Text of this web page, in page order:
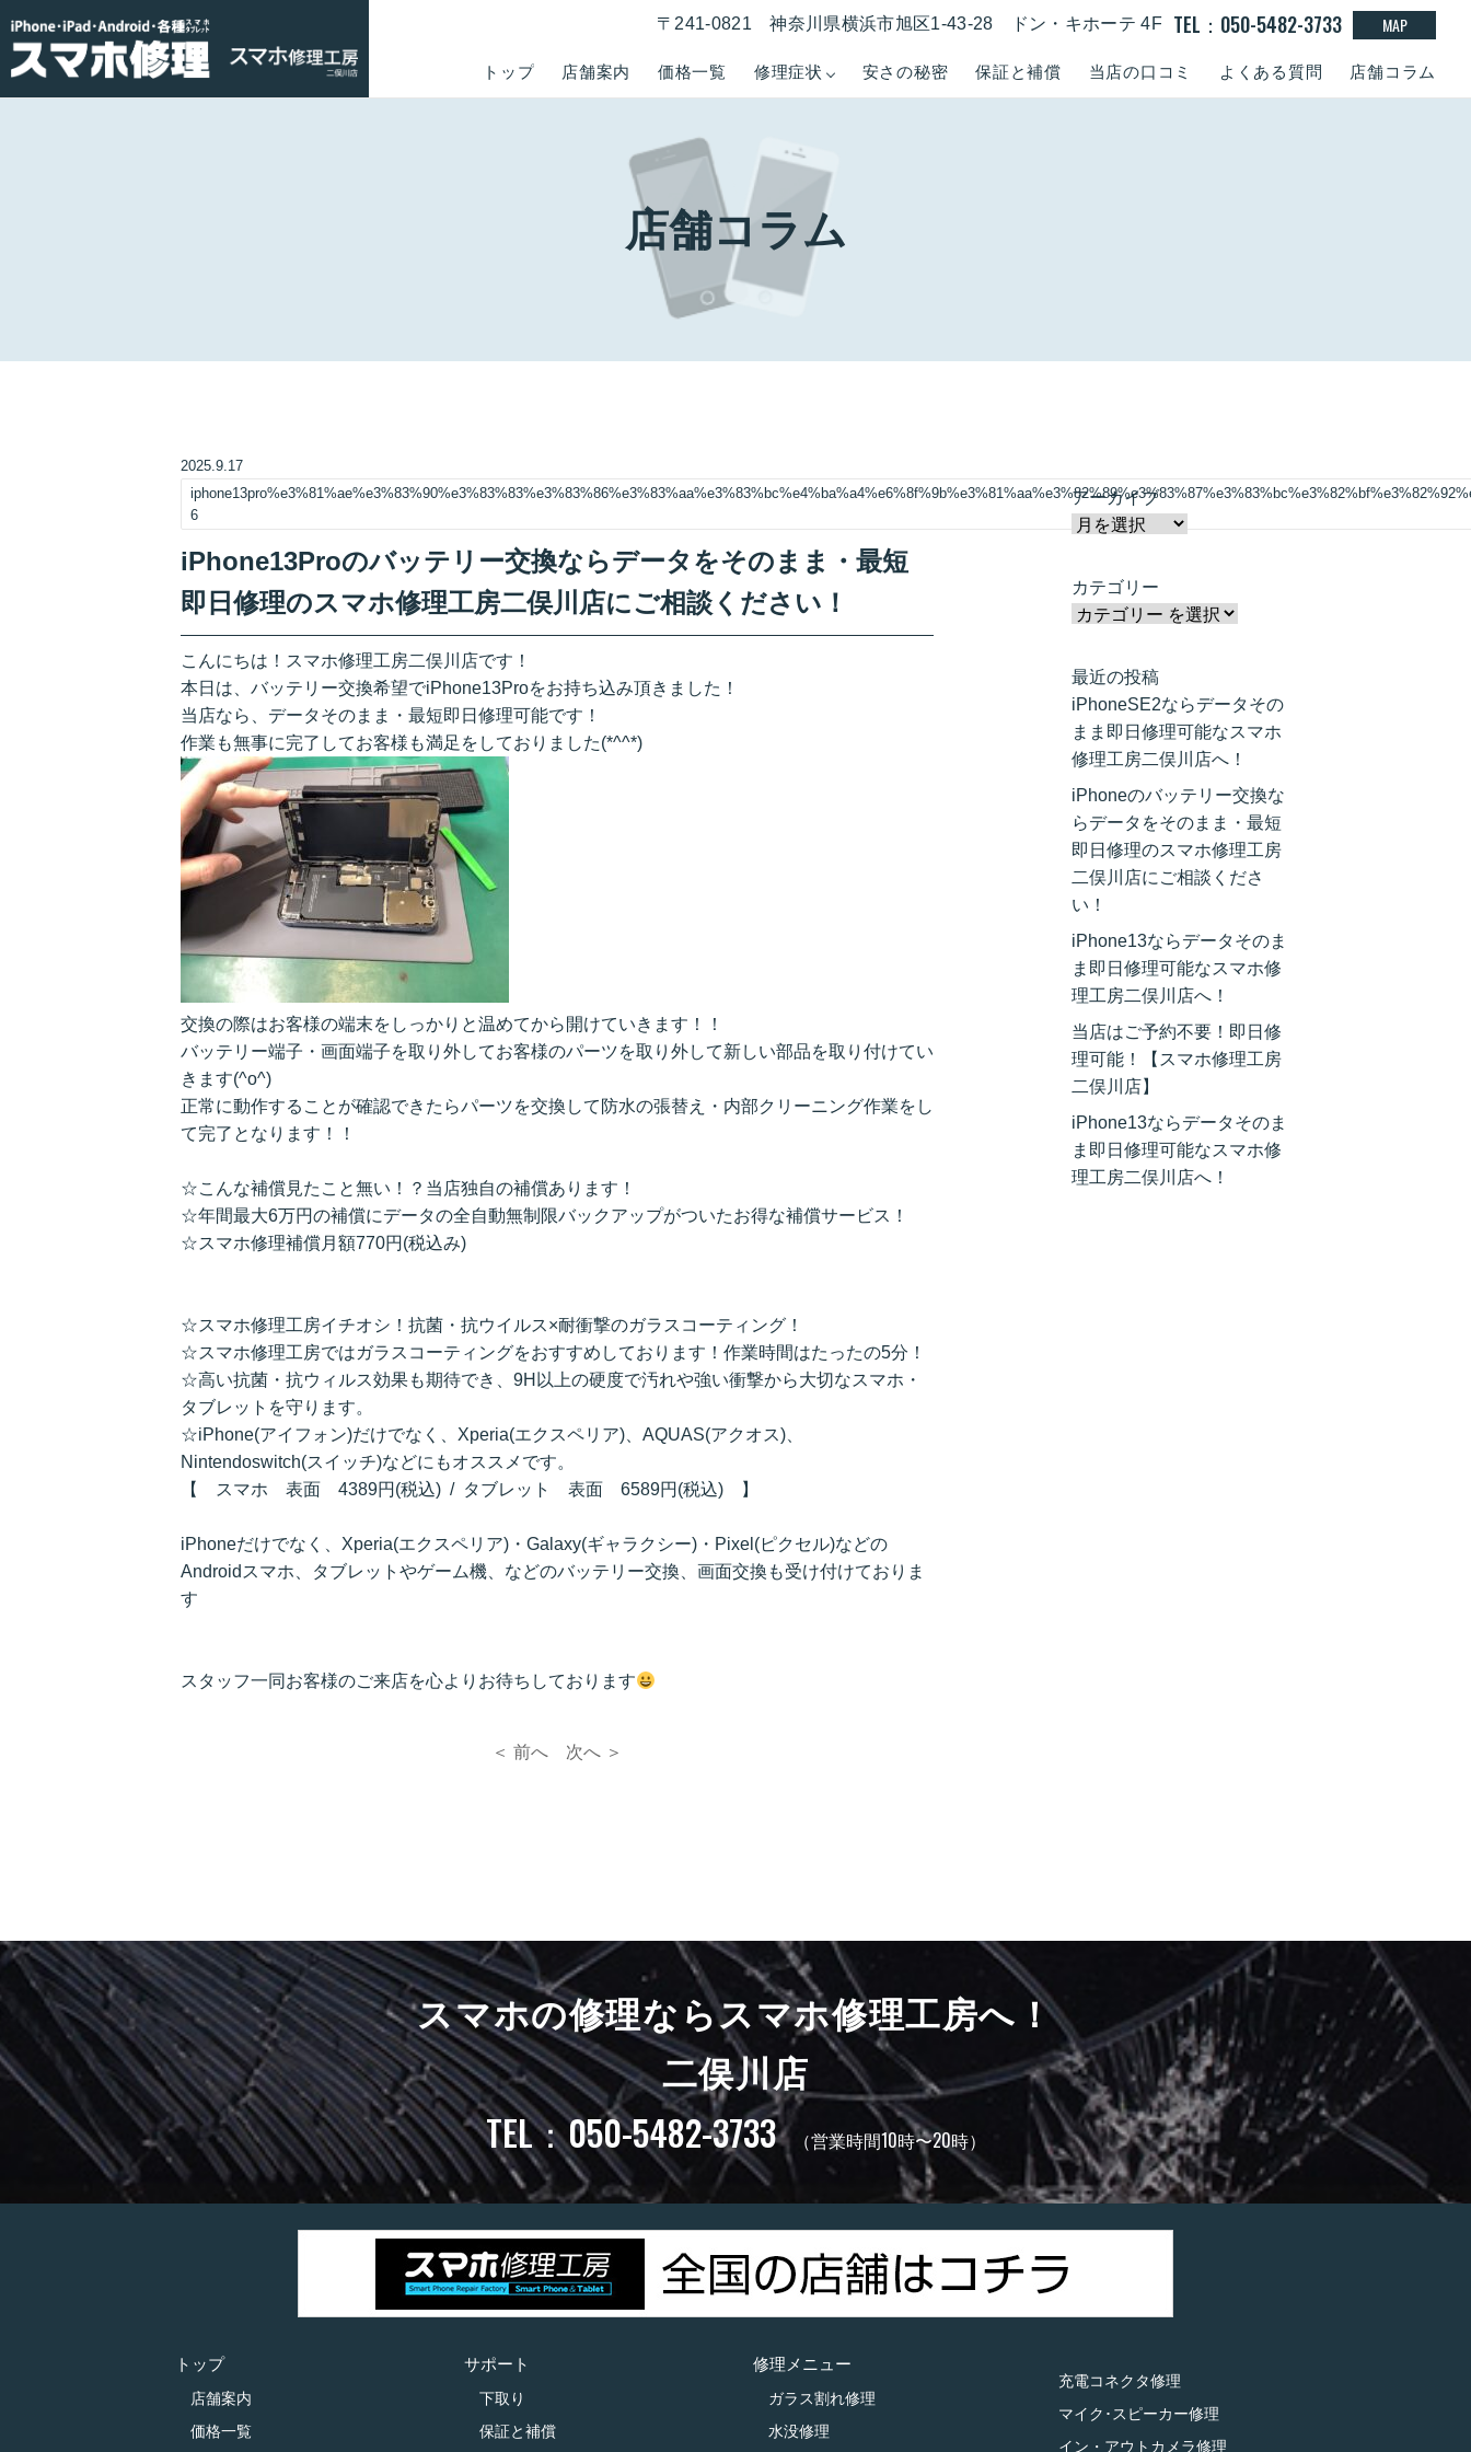
トップ 店舗案内 価格一覧 修理症状 安さの秘密 保証と補償 当店の口コミ よくある質問 店舗コラム
〒241-0821 神奈川県横浜市旭区1-43-28 ドン・キホーテ 4F TEL：050-5482-3733 MAP
店舗コラム
2025.9.17
6
iPhone13Proのバッテリー交換ならデータをそのまま・最短
即日修理のスマホ修理工房二俣川店にご相談ください！
こんにちは！スマホ修理工房二俣川店です！
本日は、バッテリー交換希望でiPhone13Proをお持ち込み頂きました！
当店なら、データそのまま・最短即日修理可能です！
作業も無事に完了してお客様も満足をしておりました(*^^*)
交換の際はお客様の端末をしっかりと温めてから開けていきます！！
バッテリー端子・画面端子を取り外してお客様のパーツを取り外して新しい部品を取り付けてい
きます(^o^)
正常に動作することが確認できたらパーツを交換して防水の張替え・内部クリーニング作業をし
て完了となります！！
☆こんな補償見たこと無い！？当店独自の補償あります！
☆年間最大6万円の補償にデータの全自動無制限バックアップがついたお得な補償サービス！
☆スマホ修理補償月額770円(税込み)
☆スマホ修理工房イチオシ！抗菌・抗ウイルス×耐衝撃のガラスコーティング！
☆スマホ修理工房ではガラスコーティングをおすすめしております！作業時間はたったの5分！
☆高い抗菌・抗ウィルス効果も期待でき、9H以上の硬度で汚れや強い衝撃から大切なスマホ・
タブレットを守ります。
☆iPhone(アイフォン)だけでなく、Xperia(エクスペリア)、AQUAS(アクオス)、
Nintendoswitch(スイッチ)などにもオススメです。
【 スマホ 表面 4389円(税込) / タブレット 表面 6589円(税込) 】
iPhoneだけでなく、Xperia(エクスペリア)・Galaxy(ギャラクシー)・Pixel(ピクセル)などの
Androidスマホ、タブレットやゲーム機、などのバッテリー交換、画面交換も受け付けておりま
す
スタッフ一同お客様のご来店を心よりお待ちしております
＜ 前へ 次へ ＞
アーカイブ
カテゴリー
最近の投稿
iPhoneSE2ならデータその
まま即日修理可能なスマホ
修理工房二俣川店へ！
iPhoneのバッテリー交換な
らデータをそのまま・最短
即日修理のスマホ修理工房
二俣川店にご相談くださ
い！
iPhone13ならデータそのま
ま即日修理可能なスマホ修
理工房二俣川店へ！
当店はご予約不要！即日修
理可能！【スマホ修理工房
二俣川店】
iPhone13ならデータそのま
ま即日修理可能なスマホ修
理工房二俣川店へ！
スマホの修理ならスマホ修理工房へ！
二俣川店
TEL：050-5482-3733 （営業時間10時〜20時）
トップ
店舗案内
価格一覧
サポート
下取り
保証と補償
修理メニュー
ガラス割れ修理
水没修理
充電コネクタ修理
マイク･スピーカー修理
イン・アウトカメラ修理